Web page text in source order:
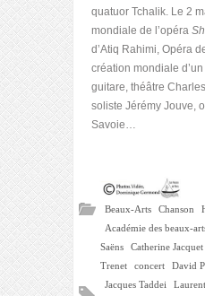
quatuor Tchalik. Le 2
mondiale de l’opéra
d’Atiq Rahimi, Opéra
création mondiale
guitare, théâtre
soliste Jérémy Jouve,
Savoie…
Beaux-Arts Chanson
Académie des beaux-
Saëns
Catherine Jacquet
Trenet
concert David
Jacques Taddei